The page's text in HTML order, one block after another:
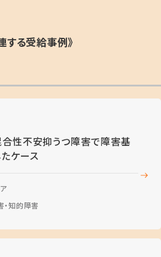
する受給事例》
性不安抑うつ障害で障害基
ケース
・知的障害